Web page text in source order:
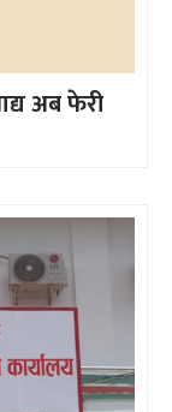
अब फेरी